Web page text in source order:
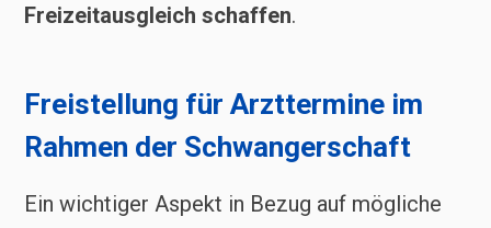
Freizeitausgleich schaffen.
Freistellung für Arzttermine im
Rahmen der Schwangerschaft
Ein wichtiger Aspekt in Bezug auf mögliche